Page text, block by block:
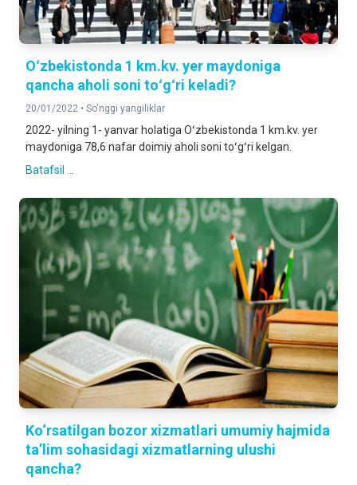
Oʻzbekistonda 1 km.kv. yer maydoniga
qancha aholi soni toʻgʻri keladi?
20/01/2022 • So'nggi yangiliklar
2022- yilning 1- yanvar holatiga Oʻzbekistonda 1 km.kv. yer
maydoniga 78,6 nafar doimiy aholi soni toʻgʻri kelgan.
Batafsil ...
Ko‘rsatilgan bozor xizmatlari umumiy hajmida
ta’lim sohasidagi xizmatlarning ulushi
qancha?